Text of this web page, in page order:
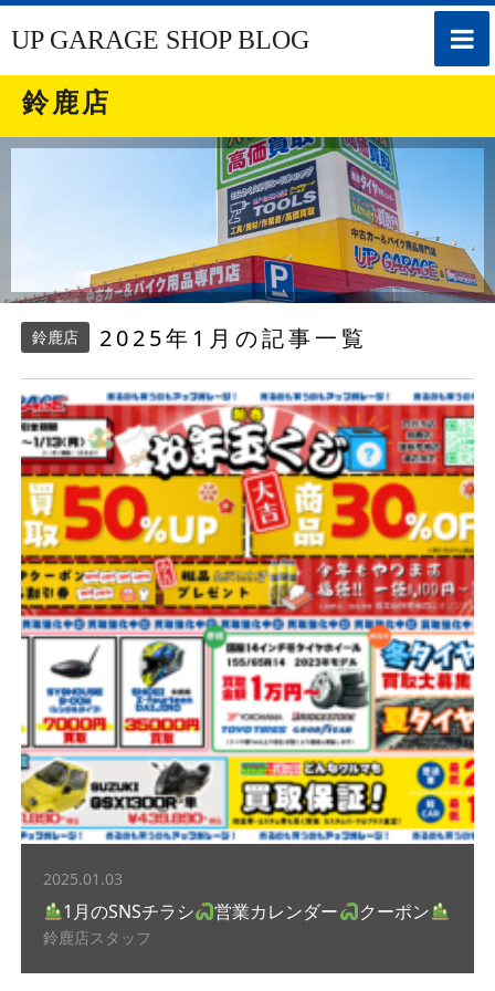
toggle
UP GARAGE SHOP BLOG
鈴鹿店
鈴鹿店 2025年1月の記事一覧
2025.01.03
1月のSNSチラシ 営業カレンダー クーポン
鈴鹿店スタッフ